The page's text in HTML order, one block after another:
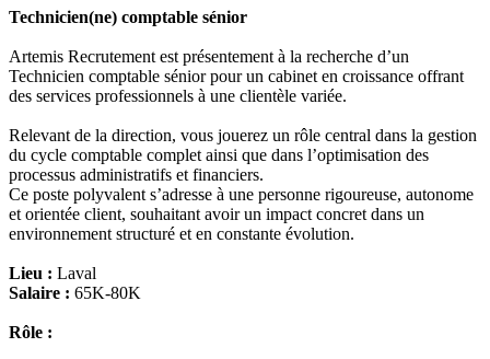
Technicien(ne) comptable sénior
Artemis Recrutement est présentement à la recherche d’un
Technicien comptable sénior pour un cabinet en croissance offrant
des services professionnels à une clientèle variée.
Relevant de la direction, vous jouerez un rôle central dans la gestion
du cycle comptable complet ainsi que dans l’optimisation des
processus administratifs et financiers.
Ce poste polyvalent s’adresse à une personne rigoureuse, autonome
et orientée client, souhaitant avoir un impact concret dans un
environnement structuré et en constante évolution.
Lieu : Laval
Salaire : 65K-80K
Rôle :